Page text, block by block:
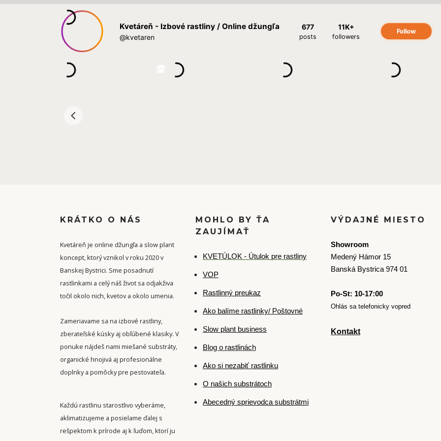
KRÁTKO O NÁS
Kvetáreň je online džungľa a slow plant
koncept, ktorý vznikol v roku 2020 v
Banskej Bystrici. Sme posadnutí
rastlinkami a celý náš život sa odjakživa
točil okolo nich, kvetov a okolo umenia.
Zameriavame sa na izbové rastliny,
zberateľské kúsky aj obľúbené klasiky. V
ponuke nájdeš nami miešané substráty,
organické hnojivá aj profesionálne
doplnky a pomôcky pre pestovateľa.
Každú rastlinu starostlivo vyberáme,
aklimatizujeme a posielame ďalej s
rešpektom k prírode aj k ľuďom, ktorí ju
MOHLO BY ŤA
ZAUJÍMAŤ
KVETÚLOK - Útulok pre rastliny
VOP
Rastlinný preukaz
Ako balíme rastlinky/ Poštovné
Slow plant business
Blog o rastlinách
Ako si nezabiť rastlinku
O našich substrátoch
Abecedný sprievodca substrátmi
VÝDAJNÉ MIESTO
Showroom
Medený Hámor 15
Banská Bystrica 974 01
Po-St: 10-17:00
Ohlás sa telefonicky vopred
Kontakt